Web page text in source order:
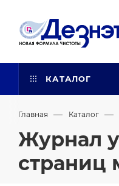
КАТАЛОГ
Главная — Каталог —
Журнал
страниц